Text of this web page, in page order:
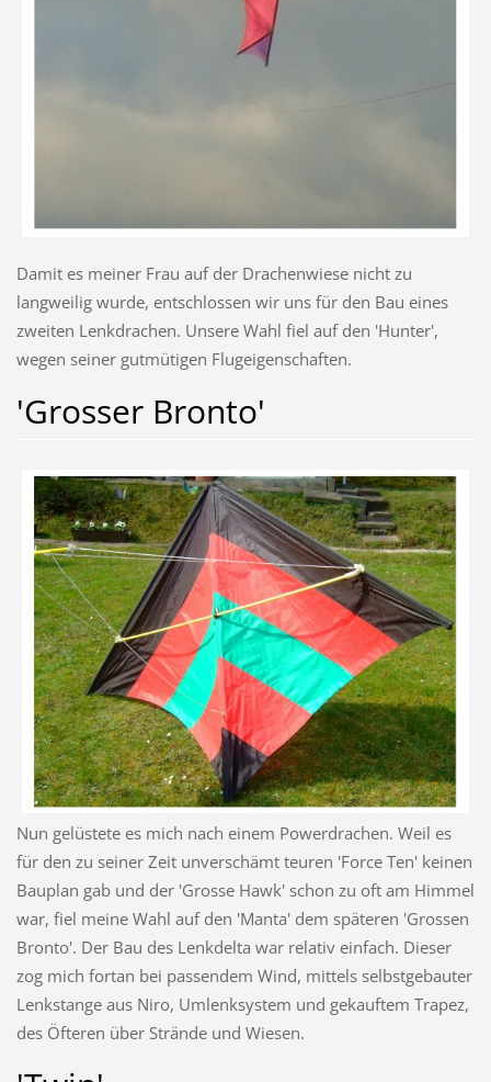
Damit es meiner Frau auf der Drachenwiese nicht zu
langweilig wurde, entschlossen wir uns für den Bau eines
zweiten Lenkdrachen. Unsere Wahl fiel auf den 'Hunter',
wegen seiner gutmütigen Flugeigenschaften.
'Grosser Bronto'
Nun gelüstete es mich nach einem Powerdrachen. Weil es
für den zu seiner Zeit unverschämt teuren 'Force Ten' keinen
Bauplan gab und der 'Grosse Hawk' schon zu oft am Himmel
war, fiel meine Wahl auf den 'Manta' dem späteren 'Grossen
Bronto'. Der Bau des Lenkdelta war relativ einfach. Dieser
zog mich fortan bei passendem Wind, mittels selbstgebauter
Lenkstange aus Niro, Umlenksystem und gekauftem Trapez,
des Öfteren über Strände und Wiesen.